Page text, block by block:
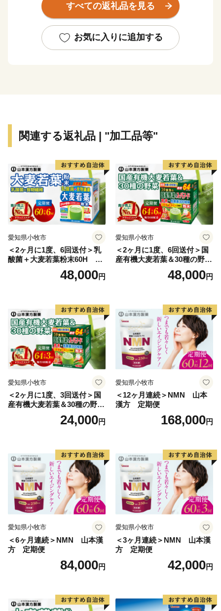
へのご声援をよろしくお願いします。
すべての返礼品を見る
お気に入りに追加する
関連する返礼品 | "加工品等"
愛知県小牧市
＜2ヶ月に1度、6回送付＞乳
酸菌＋大麦若葉粉末60H 山
48,000円
愛知県小牧市
＜2ヶ月に1度、6回送付＞国
産有機大麦若葉＆30種の野
菜 山本漢方 定期便
48,000円
愛知県小牧市
＜2ヶ月に1度、3回送付＞国
産有機大麦若葉＆30種の野
菜 山本漢方 定期便
24,000円
愛知県小牧市
＜12ヶ月連続＞NMN 山本
漢方 定期便
168,000円
愛知県小牧市
＜6ヶ月連続＞NMN 山本漢
方 定期便
84,000円
愛知県小牧市
＜3ヶ月連続＞NMN 山本漢
方 定期便
42,000円